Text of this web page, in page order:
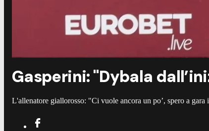
Gasperini: "Dybala
L'allenatore giallorosso: "Ci vuole ancora un po’, spero a